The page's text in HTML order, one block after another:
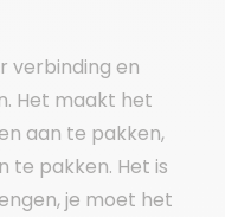
verbinding en
Het maakt het
aan te pakken,
te pakken. Het is
je moet het